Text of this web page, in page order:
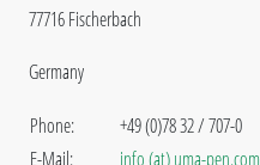
77716 Fischerbach
Germany
Phone:
E-Mail:
+49 (0)78 32 / 707-0
info (at) uma-pen.com